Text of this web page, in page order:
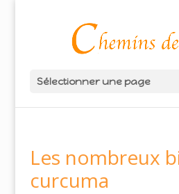
Sélectionner une page
Les nombreux
curcuma